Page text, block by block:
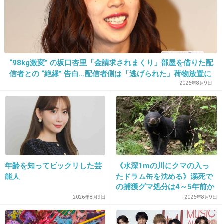
１１月８（日）ね、ＯＫ見る!!
ヤラセ番組ばっかりのこのご時世にＴＯＫＩＯ
はいつもガチ。バラエティなのに信用できる。
出典：pbs.twimg.com
出典：pbs.twimg.com
+57 -2
23. 匿名2015/10/31(土) 16:14:42
自転車で坂を足を着いたり止まったりせずに下
“98kg激変” の坂口杏里「金請求されまくり」部屋を借りた配
信者との “絶縁” 告白…配信者側は「逃げられた」荷物放置に
2026年8月9日
年齢を知ってビックリした芸
能人
2026年8月9日
《水深1mの川にクマの入っ
たドラム缶を沈める》溺死で
の捕獲グマ処分は4～5年前か
ら 「先人の経験から時間を
決めていた」「溺死だけがフ
ォーカスされ困惑」と町の担
2026年8月9日